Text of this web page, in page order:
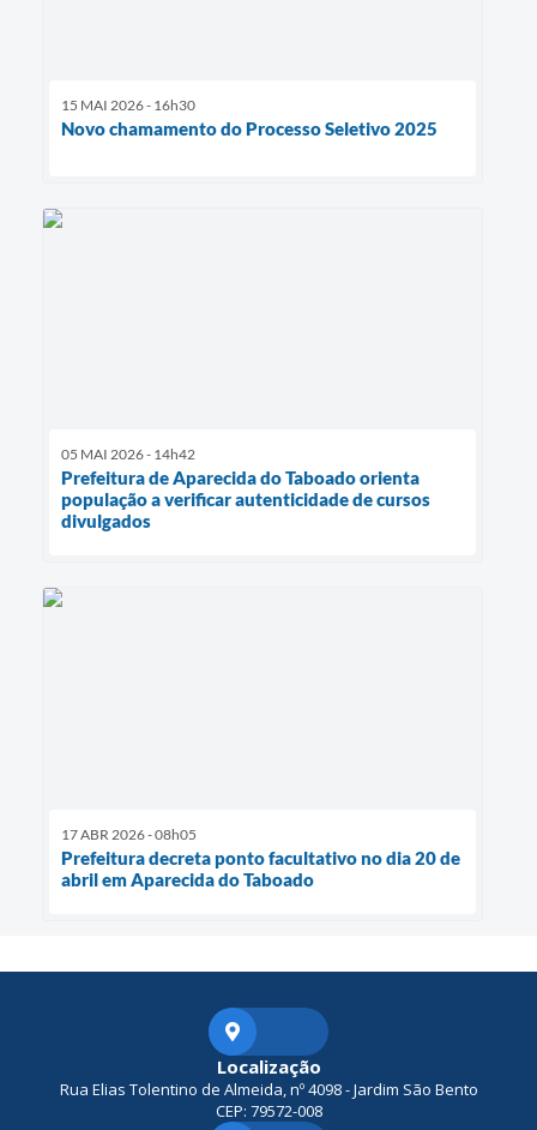
15 MAI 2026 - 16h30
Novo chamamento do Processo Seletivo 2025
05 MAI 2026 - 14h42
Prefeitura de Aparecida do Taboado orienta
população a verificar autenticidade de cursos
divulgados
17 ABR 2026 - 08h05
Prefeitura decreta ponto facultativo no dia 20 de
abril em Aparecida do Taboado
Localização
Rua Elias Tolentino de Almeida, nº 4098 - Jardim São Bento
CEP: 79572-008